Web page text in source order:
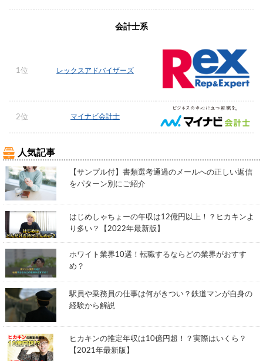
会計士系
1位 レックスアドバイザーズ
2位 マイナビ会計士
人気記事
【サンプル付】書類選考通過のメールへの正しい返信
をパターン別にご紹介
はじめしゃちょーの年収は12億円以上！？ヒカキンよ
り多い？【2022年最新版】
ホワイト業界10選！転職するならどの業界がおすす
め？
駅員や乗務員の仕事は何がきつい？鉄道マンが自身の
経験から解説
ヒカキンの推定年収は10億円超！？実際はいくら？
【2021年最新版】